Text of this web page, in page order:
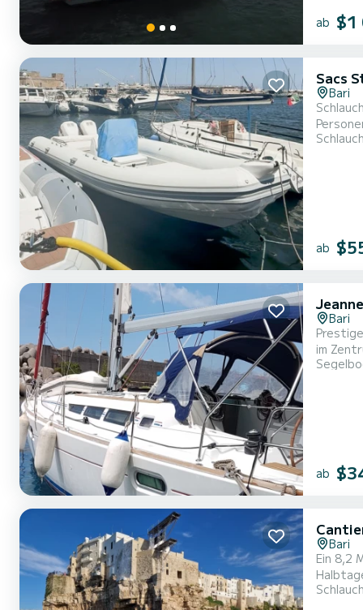
ab $1
Sacs
Bari
ab
Bari
im
ab
Bari
Ein 8,2